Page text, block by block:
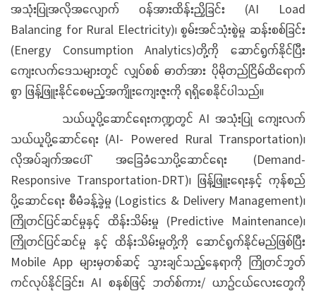
အသုံးပြုအလိုအလျောက် ဝန်အားထိန်းညှိခြင်း (AI Load
Balancing for Rural Electricity)၊ စွမ်းအင်သုံးစွဲမှု ဆန်းစစ်ခြင်း
(Energy Consumption Analytics)တို့ကို ဆောင်ရွက်နိုင်ပြီး
ကျေးလက်ဒေသများတွင် လျှပ်စစ် ဓာတ်အား ပိုမိုတည်ငြိမ်ထိရောက်
စွာ ဖြန့်ဖြူးနိုင်စေမည့်အကျိုးကျေးဇူးကို ရရှိစေနိုင်ပါသည်။
သယ်ယူပို့ဆောင်ရေးကဏ္ဍတွင် AI အသုံးပြု ကျေးလက်
သယ်ယူပို့ဆောင်ရေး (AI- Powered Rural Transportation)၊
လိုအပ်ချက်အပေါ် အခြေခံသောပို့ဆောင်ရေး (Demand-
Responsive Transportation-DRT)၊ ဖြန့်ဖြူးရေးနှင့် ကုန်စည်
ပို့ဆောင်ရေး စီမံခန့်ခွဲမှု (Logistics & Delivery Management)၊
ကြိုတင်ပြင်ဆင်မှုနှင့် ထိန်းသိမ်းမှု (Predictive Maintenance)၊
ကြိုတင်ပြင်ဆင်မှု နှင့် ထိန်းသိမ်းမှုတို့ကို ဆောင်ရွက်နိုင်မည်ဖြစ်ပြီး
Mobile App များမှတစ်ဆင့် သွားချင်သည့်နေရာကို ကြိုတင်ဘွတ်
ကင်လုပ်နိုင်ခြင်း၊ AI စနစ်ဖြင့် ဘတ်စ်ကား/ ယာဉ်ငယ်လေးတွေကို